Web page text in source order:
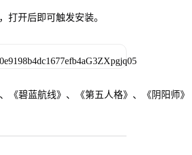
打开后即可触发安装。
《碧蓝航线》、《第五人格》、《阴阳师》